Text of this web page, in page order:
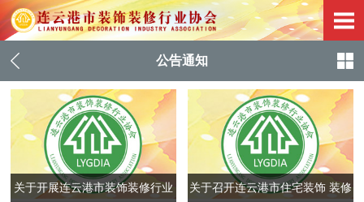
公告通知
关于开展连云港市装饰装修行业 关于召开连云港市住宅装饰 装修